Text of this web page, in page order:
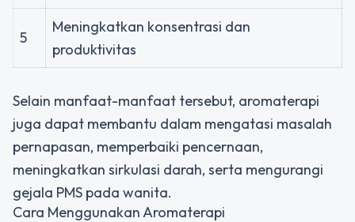
5
Meningkatkan konsentrasi dan
produktivitas
Selain manfaat-manfaat tersebut, aromaterapi
juga dapat membantu dalam mengatasi masalah
pernapasan, memperbaiki pencernaan,
meningkatkan sirkulasi darah, serta mengurangi
gejala PMS pada wanita.
Cara Menggunakan Aromaterapi